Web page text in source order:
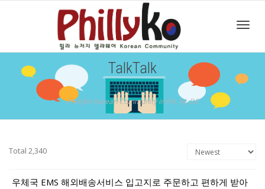
TalkTalk
PhillyKo Korean Community in PA, NJ, DE
Total 2,340
우체국 EMS 해외배송서비스 입고지로 주문하고 편하게 받아